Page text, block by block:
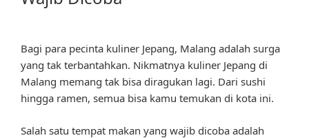
Bagi para pecinta kuliner Jepang, Malang adalah surga
yang tak terbantahkan. Nikmatnya kuliner Jepang di
Malang memang tak bisa diragukan lagi. Dari sushi
hingga ramen, semua bisa kamu temukan di kota ini.
Salah satu tempat makan yang wajib dicoba adalah